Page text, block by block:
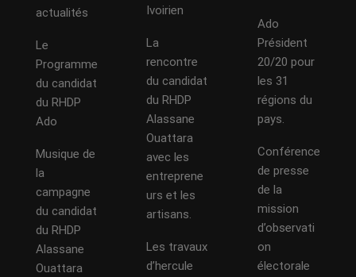
actualités
Le
Programme
du candidat
du RHDP
Ado
Musique de
la
campagne
du candidat
du RHDP
Alassane
Ouattara
Ivoirien
La
rencontre
du candidat
du RHDP
Alassane
Ouattara
avec les
entreprene
urs et les
artisans.
Les travaux
d’hercule
Ado
Président
20/20 pour
les 31
régions du
pays.
Conférence
de presse
de la
mission
d’observati
on
électorale